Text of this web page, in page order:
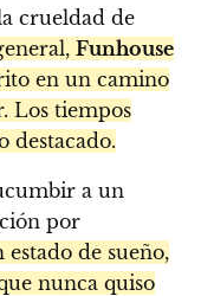
crueldad de
Funhouse
en un camino
Los tiempos
destacado.
a un
por
de sueño,
nunca quiso